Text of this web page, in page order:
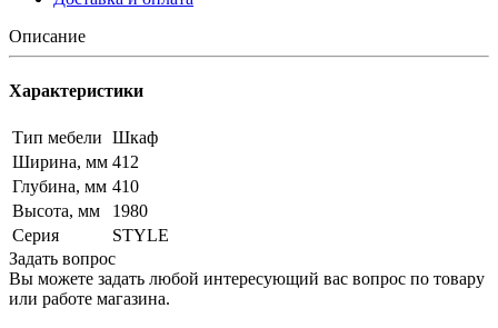
Описание
Характеристики
Тип мебели Шкаф
Ширина, мм 412
Глубина, мм 410
Высота, мм
1980
Серия
STYLE
Задать вопрос
Вы можете задать любой интересующий вас вопрос по товару
или работе магазина.